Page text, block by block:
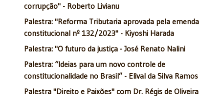
corrupção" - Roberto Livianu
Palestra: "Reforma Tributaria aprovada pela emenda
constitucional nº 132/2023" - Kiyoshi Harada
Palestra: "O futuro da justiça - José Renato Nalini
Palestra: “Ideias para um novo controle de
constitucionalidade no Brasil” - Elival da Silva Ramos
Palestra "Direito e Paixões" com Dr. Régis de Oliveira